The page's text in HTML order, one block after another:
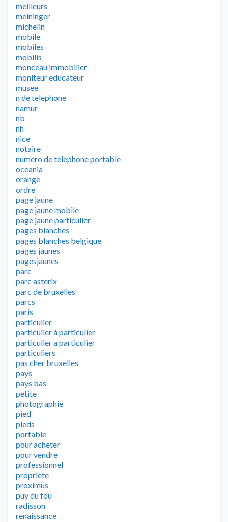
meilleurs
meininger
michelin
mobile
mobiles
mobilis
monceau immobilier
moniteur educateur
musee
n de telephone
namur
nb
nh
nice
notaire
numero de telephone portable
oceania
orange
ordre
page jaune
page jaune mobile
page jaune particulier
pages blanches
pages blanches belgique
pages jaunes
pagesjaunes
parc
parc asterix
parc de bruxelles
parcs
paris
particulier
particulier à particulier
particulier a particulier
particuliers
pas cher bruxelles
pays
pays bas
petite
photographie
pied
pieds
portable
pour acheter
pour vendre
professionnel
propriete
proximus
puy du fou
radisson
renaissance